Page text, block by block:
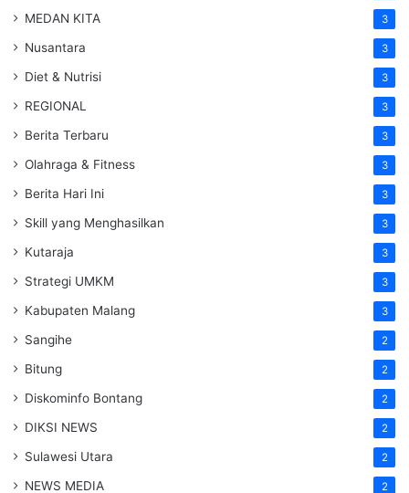
MEDAN KITA 3
Nusantara 3
Diet & Nutrisi 3
REGIONAL 3
Berita Terbaru 3
Olahraga & Fitness 3
Berita Hari Ini 3
Skill yang Menghasilkan 3
Kutaraja 3
Strategi UMKM 3
Kabupaten Malang 3
Sangihe 2
Bitung 2
Diskominfo Bontang 2
DIKSI NEWS 2
Sulawesi Utara 2
NEWS MEDIA 2